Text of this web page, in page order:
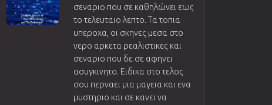
σεναριο που σε καθηλώνει εως
το τελευταιο λεπτο. Τα τοπια
υπεροχα, οι σκηνες μεσα στο
νερο αρκετα ρεαλιστικες και
σεναριο που δε σε αφηνει
ασυγκινητο. Ειδικα στο τελος
σου περναει μια μαγεια και ενα
μυστηριο και σε κανει να